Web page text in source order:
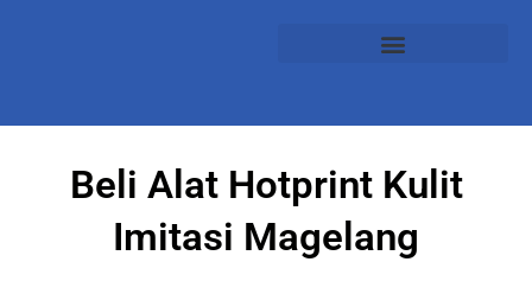
Beli Alat Hotprint Kulit
Imitasi Magelang